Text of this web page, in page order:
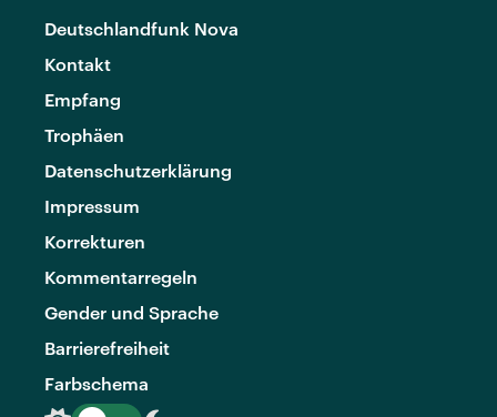
Deutschlandfunk Nova
Kontakt
Empfang
Trophäen
Datenschutzerklärung
Impressum
Korrekturen
Kommentarregeln
Gender und Sprache
Barrierefreiheit
Farbschema